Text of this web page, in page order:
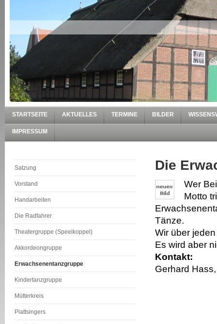
STARTSEITE AKTUELLES TERMINE BILDER
IMPRESSUM
Satzung
Vorstand
Handarbeiten
Die Radfahrer
Theatergruppe (Speelkoppel)
Akkordeongruppe
Erwachsenentanzgruppe
Kindertanzgruppe
Mütterkreis
Plattsingers
Die
Wer
Motto
Tänze.
Wir über
Es wird aber
Kontakt:
Gerhard